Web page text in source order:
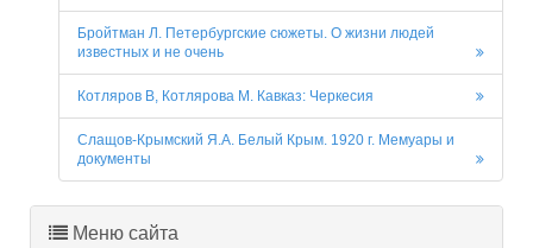
Бройтман Л. Петербургские сюжеты. О жизни людей
известных и не очень
Котляров В, Котлярова М. Кавказ: Черкесия
Слащов-Крымский Я.А. Белый Крым. 1920 г. Мемуары и
документы
Меню сайта